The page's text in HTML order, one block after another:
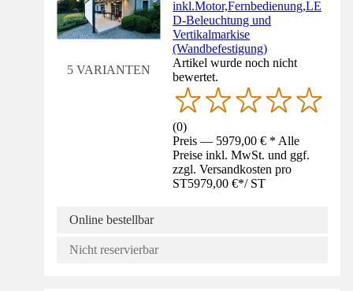
5 VARIANTEN
inkl.Motor,Fernbedienung,LE
D-Beleuchtung und
Vertikalmarkise
(Wandbefestigung)
Artikel wurde noch nicht
bewertet.
(0)
Preis — 5979,00 € * Alle
Preise inkl. MwSt. und ggf.
zzgl. Versandkosten pro
ST5979,00 €*/ ST
Online bestellbar
Nicht reservierbar